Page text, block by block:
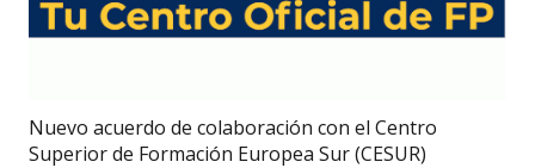
Nuevo acuerdo de colaboración con el Centro
Superior de Formación Europea Sur (CESUR)